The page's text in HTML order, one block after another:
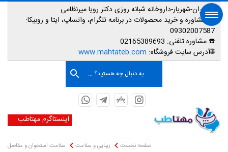
📌تهران-شهریار-داروخانه شبانه روزی دکتر رویا میرنظامی
📱مشاوره و خرید محصولات در برنامه تلگرام، واتساپ، ایتا و روبیکا:
09302007587
☎️ مشاوره تلفنی:
🌐آدرس سایت فروشگاه: www.mahtateb.com
به دنبال چه هستید؟ ...
اینستاگرم مهتاطب
صفحه نخست زیبایی و سلامت
سلامت استخوان و مفاصل